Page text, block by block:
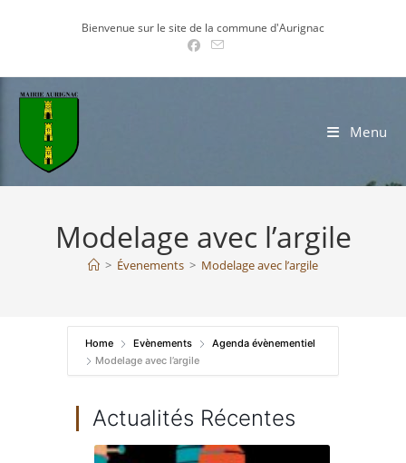
Bienvenue sur le site de la commune d'Aurignac
Menu
Modelage avec l’argile
> Évenements > Modelage avec l’argile
Home Evènements
Agenda évènementiel
Modelage avec l’argile
Actualités Récentes